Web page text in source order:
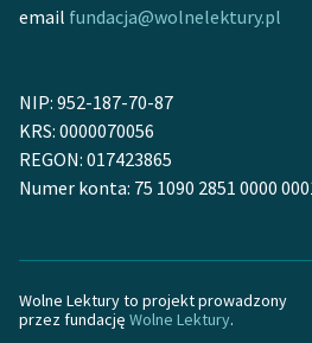
lektur szkolnych oraz
Odkurzamy bohaterów
Szkoła Poezji Wolnych
Lektur
Kontakt
O projekcie
email fundacja@wolnelektury.pl
NIP: 952-187-70-87
KRS: 0000070056
REGON: 017423865
Numer konta: 75 1090 2851 0000
Wolne Lektury to projekt prowadzony
przez fundację Wolne Lektury.